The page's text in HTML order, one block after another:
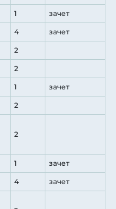
1 зачет
4 зачет
2
2
1 зачет
2
2
1 зачет
4 зачет